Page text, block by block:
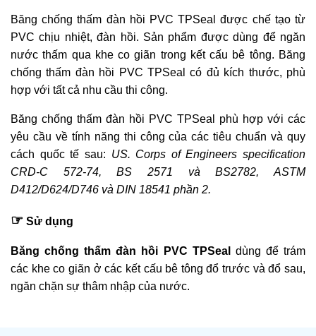
Băng chống thấm đàn hồi PVC TPSeal được chế tạo từ
PVC chịu nhiệt, đàn hồi. Sản phẩm được dùng để ngăn
nước thấm qua khe co giãn trong kết cấu bê tông. Băng
chống thấm đàn hồi PVC TPSeal có đủ kích thước, phù
hợp với tất cả nhu cầu thi công.
Băng chống thấm đàn hồi PVC TPSeal phù hợp với các
yêu cầu về tính năng thi công của các tiêu chuẩn và quy
cách quốc tế sau: US. Corps of Engineers specification
CRD-C 572-74, BS 2571 và BS2782, ASTM
D412/D624/D746 và DIN 18541 phần 2.
☞ Sử dụng
Băng chống thấm đàn hồi PVC TPSeal dùng để trám
các khe co giãn ở các kết cấu bê tông đổ trước và đổ sau,
ngăn chặn sự thâm nhập của nước.